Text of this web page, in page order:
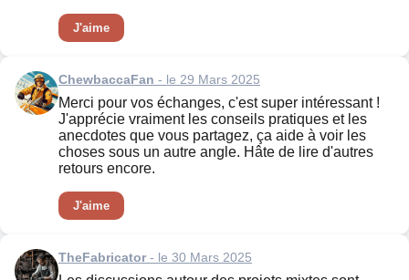
J'aime
ChewbaccaFan - le 29 Mars 2025
Merci pour vos échanges, c'est super intéressant !
J'apprécie vraiment les conseils pratiques et les
anecdotes que vous partagez, ça aide à voir les
choses sous un autre angle. Hâte de lire d'autres
retours encore.
J'aime
TheFabricator- le 30 Mars 2025